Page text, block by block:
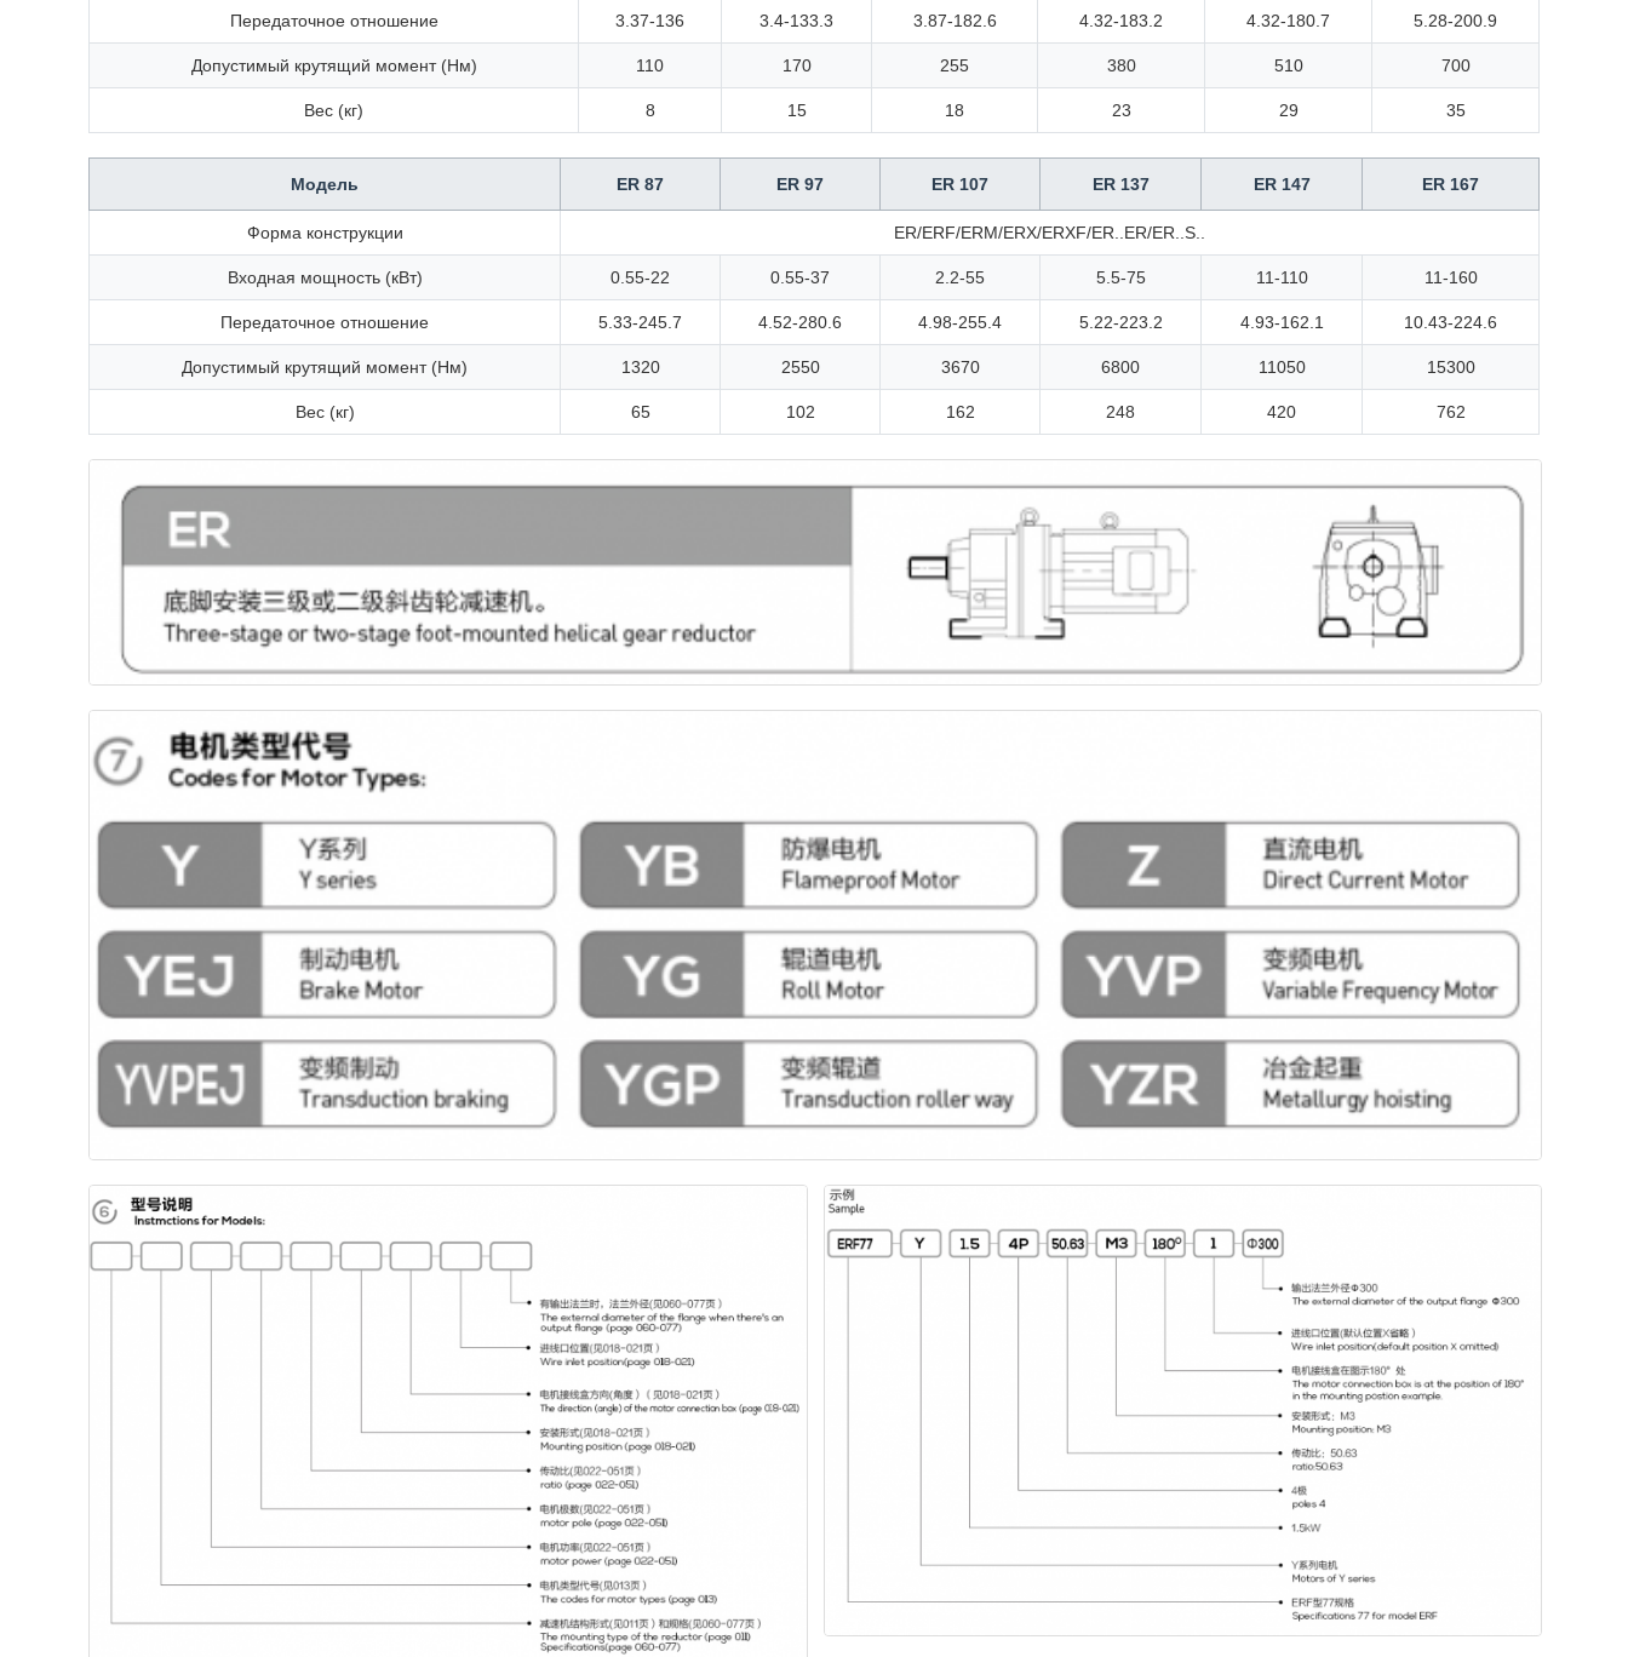
Передаточное отношение 3.37-136 3.4-133.3 3.87-182.6 4.32-183.2 4.32-180.7 5.28-200.9
Допустимый крутящий момент (Нм) 110 170 255 380 510 700
Вес (кг) 8 15 18 23 29 35
Модель ER 87 ER 97 ER 107 ER 137 ER 147 ER 167
Форма конструкции ER/ERF/ERM/ERX/ERXF/ER..ER/ER..S..
Входная мощность (кВт) 0.55-22 0.55-37 2.2-55 5.5-75 11-110 11-160
Передаточное отношение 5.33-245.7 4.52-280.6 4.98-255.4 5.22-223.2 4.93-162.1 10.43-224.6
Допустимый крутящий момент (Нм) 1320 2550 3670 6800 11050 15300
Вес (кг) 65 102 162 248 420 762